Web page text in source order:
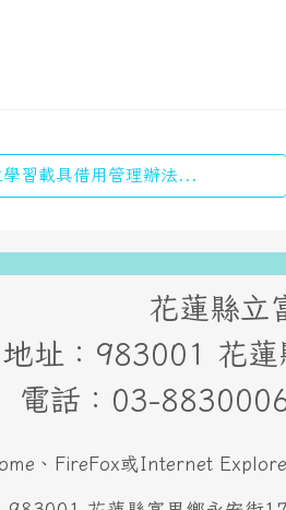
習載具借用管理辦法...
花蓮縣立
地址：983001 花
電話：03-
、FireFox或Internet